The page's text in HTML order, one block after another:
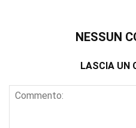
NESSUN
LASCIA UN